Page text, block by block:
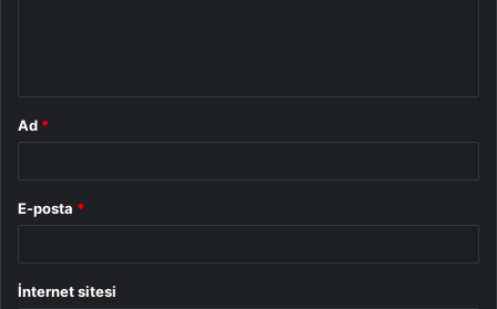
Ad *
E-posta *
İnternet sitesi